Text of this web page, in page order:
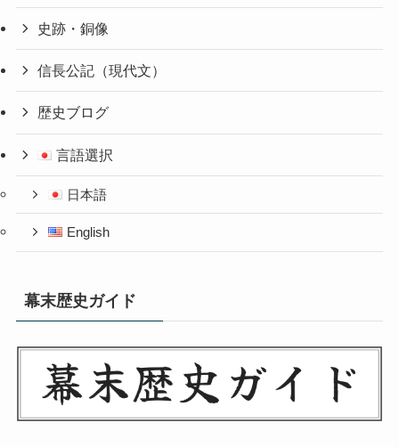
史跡・銅像
信長公記（現代文）
歴史ブログ
言語選択
日本語
English
幕末歴史ガイド